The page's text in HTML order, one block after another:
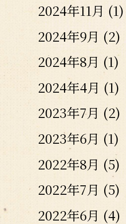
2024年11月 (1)
2024年9月 (2)
2024年8月 (1)
2024年4月 (1)
2023年7月 (2)
2023年6月 (1)
2022年8月 (5)
2022年7月 (5)
2022年6月 (4)